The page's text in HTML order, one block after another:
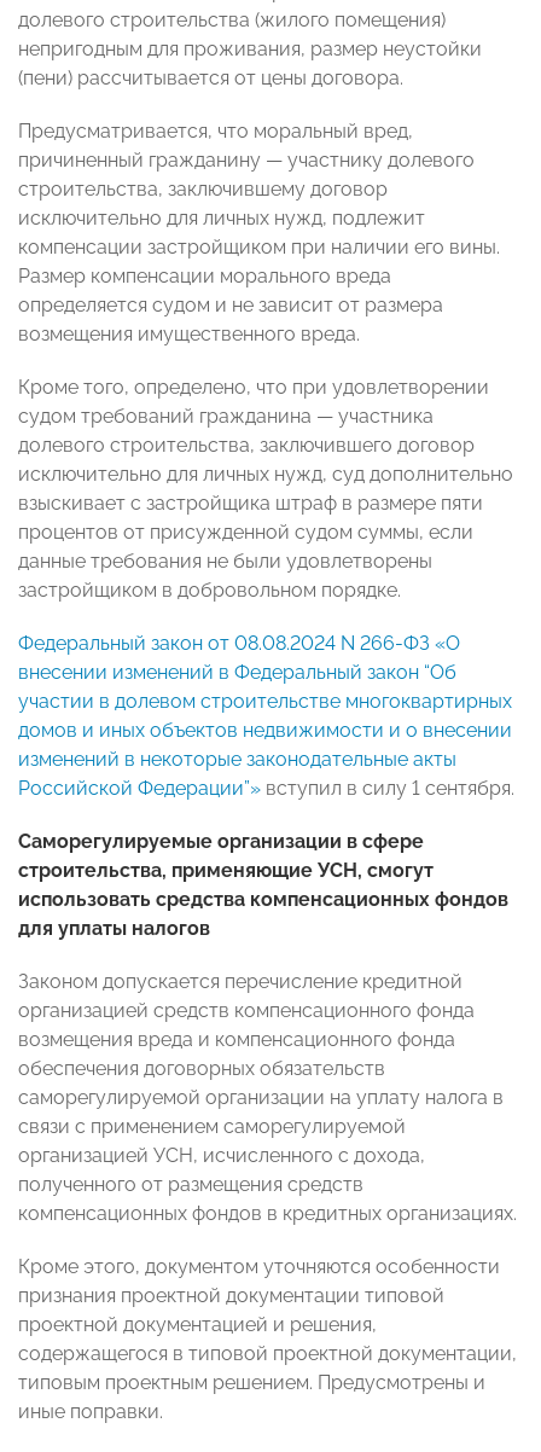
долевого строительства (жилого помещения)
непригодным для проживания, размер неустойки
(пени) рассчитывается от цены договора.
Предусматривается, что моральный вред,
причиненный гражданину — участнику долевого
строительства, заключившему договор
исключительно для личных нужд, подлежит
компенсации застройщиком при наличии его вины.
Размер компенсации морального вреда
определяется судом и не зависит от размера
возмещения имущественного вреда.
Кроме того, определено, что при удовлетворении
судом требований гражданина — участника
долевого строительства, заключившего договор
исключительно для личных нужд, суд дополнительно
взыскивает с застройщика штраф в размере пяти
процентов от присужденной судом суммы, если
данные требования не были удовлетворены
застройщиком в добровольном порядке.
Федеральный закон от 08.08.2024 N 266-ФЗ «О
внесении изменений в Федеральный закон “Об
участии в долевом строительстве многоквартирных
домов и иных объектов недвижимости и о внесении
изменений в некоторые законодательные акты
Российской Федерации”» вступил в силу 1 сентября.
Саморегулируемые организации в сфере
строительства, применяющие УСН, смогут
использовать средства компенсационных фондов
для уплаты налогов
Законом допускается перечисление кредитной
организацией средств компенсационного фонда
возмещения вреда и компенсационного фонда
обеспечения договорных обязательств
саморегулируемой организации на уплату налога в
связи с применением саморегулируемой
организацией УСН, исчисленного с дохода,
полученного от размещения средств
компенсационных фондов в кредитных организациях.
Кроме этого, документом уточняются особенности
признания проектной документации типовой
проектной документацией и решения,
содержащегося в типовой проектной документации,
типовым проектным решением. Предусмотрены и
иные поправки.